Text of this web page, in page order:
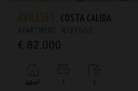
AVILESES. COSTA CALIDA
APARTMENT. NYBYGGD
€ 82.000
44m2 1 1